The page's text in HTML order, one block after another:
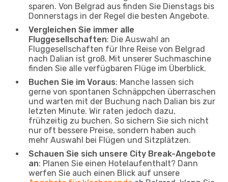
sparen. Von Belgrad aus finden Sie Dienstags bis
Donnerstags in der Regel die besten Angebote.
Vergleichen Sie immer alle
Fluggesellschaften: Die Auswahl an
Fluggesellschaften für Ihre Reise von Belgrad
nach Dalian ist groß. Mit unserer Suchmaschine
finden Sie alle verfügbaren Flüge im Überblick.
Buchen Sie im Voraus: Manche lassen sich
gerne von spontanen Schnäppchen überraschen
und warten mit der Buchung nach Dalian bis zur
letzten Minute. Wir raten jedoch dazu,
frühzeitig zu buchen. So sichern Sie sich nicht
nur oft bessere Preise, sondern haben auch
mehr Auswahl bei Flügen und Sitzplätzen.
Schauen Sie sich unsere City Break-Angebote
an: Planen Sie einen Hotelaufenthalt? Dann
werfen Sie auch einen Blick auf unsere